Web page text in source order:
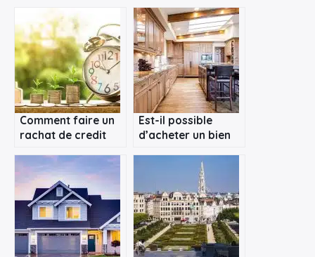
Comment faire un
rachat de credit
Est-il possible
d’acheter un bien